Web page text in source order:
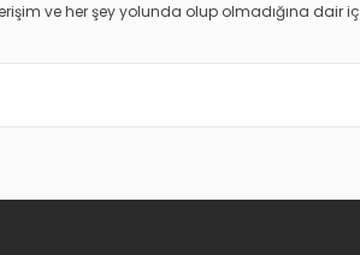
ve her şey yolunda olup olmadığına dair